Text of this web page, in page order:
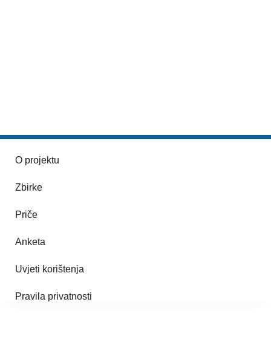
O projektu
Zbirke
Priče
Anketa
Uvjeti korištenja
Pravila privatnosti